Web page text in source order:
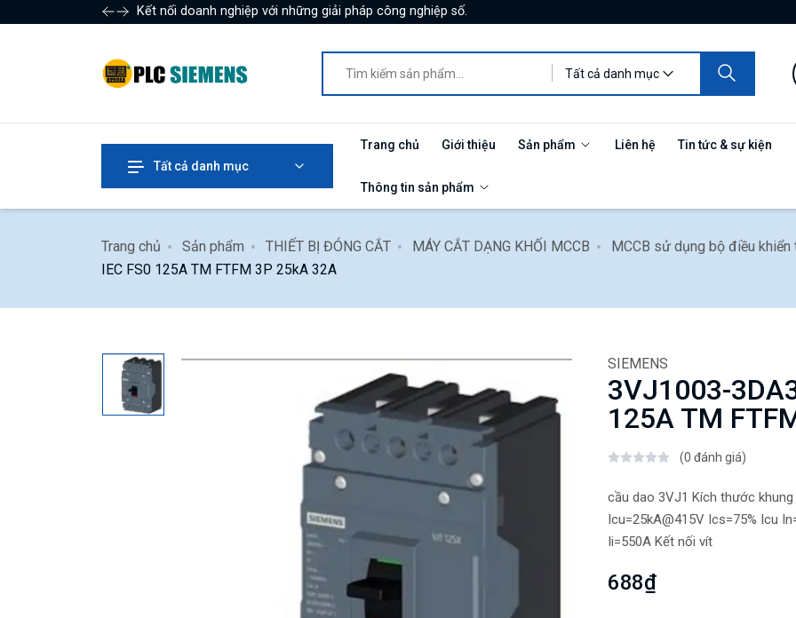
Kết nối doanh nghiệp với những giải pháp công nghiệp số.
Tất cả danh mục
Tất cả danh mục
Trang chủ Giới thiệu Sản phẩm Liên hệ Tin tức & sự kiện
Thông tin sản phẩm
Trang chủ Sản phẩm THIẾT BỊ ĐÓNG CẮT MÁY CẮT DẠNG KHỐI MCCB
MCCB sử dụng bộ điều
IEC FS0 125A TM FTFM 3P 25kA 32A
SIEMENS
3VJ1003-
125A TM
(0 đánh giá)
cầu dao 3VJ1 Kích thước
Icu=25kA@415V Ics=75% Icu
Ii=550A Kết nối vít
688₫